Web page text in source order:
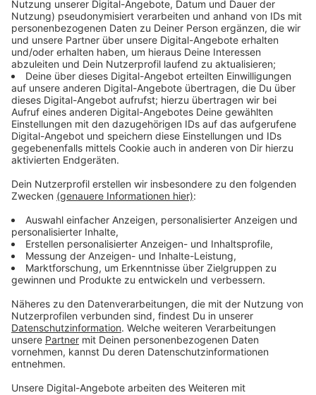
Anzeige
Atze Schröderhat in seinem Bett den brennenden
Busch gesehen und wusste sofort: Ich bin der neue
Messias! Konsum, Urlaub, Party, Drogen, Netflix und